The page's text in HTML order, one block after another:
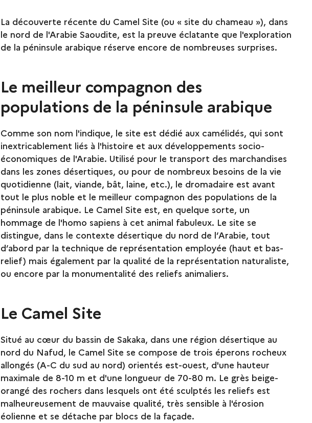
La découverte récente du Camel Site (ou « site du chameau »), dans
le nord de l'Arabie Saoudite, est la preuve éclatante que l'exploration
de la péninsule arabique réserve encore de nombreuses surprises.
Le meilleur compagnon des
populations de la péninsule arabique
Comme son nom l'indique, le site est dédié aux camélidés, qui sont
inextricablement liés à l'histoire et aux développements socio-
économiques de l'Arabie. Utilisé pour le transport des marchandises
dans les zones désertiques, ou pour de nombreux besoins de la vie
quotidienne (lait, viande, bât, laine, etc.), le dromadaire est avant
tout le plus noble et le meilleur compagnon des populations de la
péninsule arabique. Le Camel Site est, en quelque sorte, un
hommage de l'homo sapiens à cet animal fabuleux. Le site se
distingue, dans le contexte désertique du nord de l’Arabie, tout
d’abord par la technique de représentation employée (haut et bas-
relief) mais également par la qualité de la représentation naturaliste,
ou encore par la monumentalité des reliefs animaliers.
Le Camel Site
Situé au cœur du bassin de Sakaka, dans une région désertique au
nord du Nafud, le Camel Site se compose de trois éperons rocheux
allongés (A-C du sud au nord) orientés est-ouest, d'une hauteur
maximale de 8-10 m et d'une longueur de 70-80 m. Le grès beige-
orangé des rochers dans lesquels ont été sculptés les reliefs est
malheureusement de mauvaise qualité, très sensible à l'érosion
éolienne et se détache par blocs de la façade.